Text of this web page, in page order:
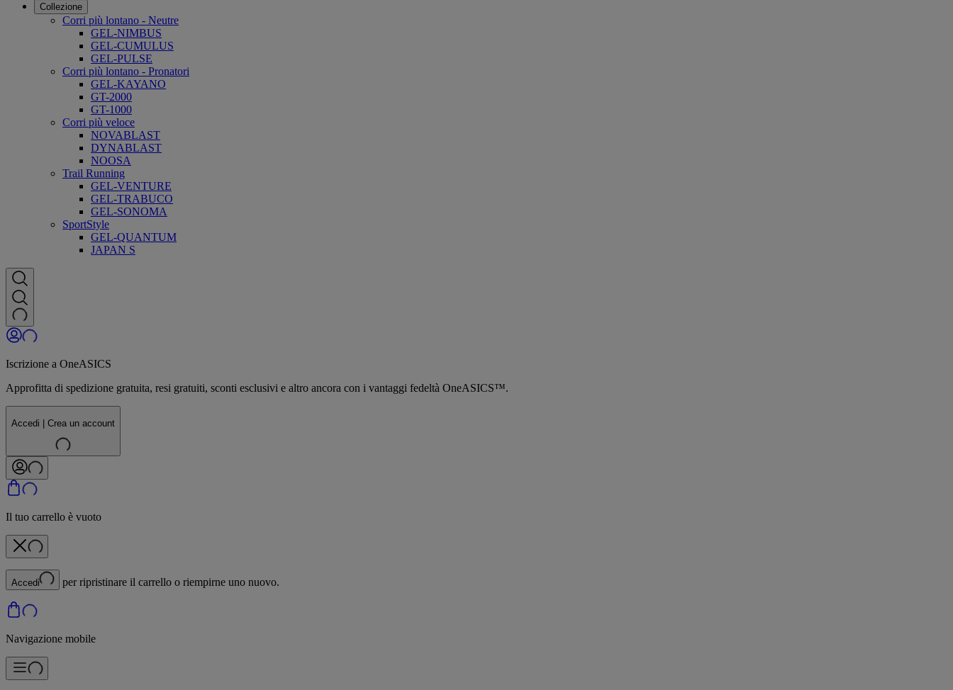
Collezione
Corri più lontano - Neutre
GEL-NIMBUS
GEL-CUMULUS
GEL-PULSE
Corri più lontano - Pronatori
GEL-KAYANO
GT-2000
GT-1000
Corri più veloce
NOVABLAST
DYNABLAST
NOOSA
Trail Running
GEL-VENTURE
GEL-TRABUCO
GEL-SONOMA
SportStyle
GEL-QUANTUM
JAPAN S
Iscrizione a OneASICS
Approfitta di spedizione gratuita, resi gratuiti, sconti esclusivi e altro ancora con i vantaggi fedeltà OneASICS™.
Accedi | Crea un account
Il tuo carrello è vuoto
Accedi per ripristinare il carrello o riempirne uno nuovo.
Navigazione mobile